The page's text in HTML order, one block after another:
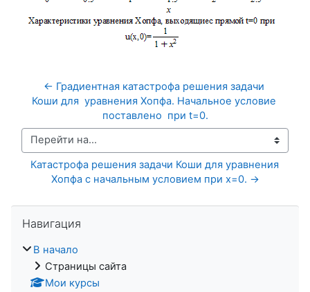
← Градиентная катастрофа решения задачи
Коши для  уравнения Хопфа. Начальное условие
поставлено  при t=0.
Перейти на...
Катастрофа решения задачи Коши для уравнения
Хопфа с начальным условием при x=0. →
Навигация
В начало
Страницы сайта
Мои курсы